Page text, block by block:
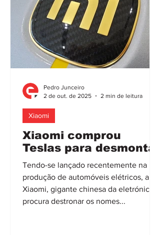
mais rápido do mundo protago
Xiaomi comprou
Teslas para desmontar
Tendo-se lançado recentemente na
produção de automóveis elétricos, a
Xiaomi, gigante chinesa da eletrónica,
procura destronar os nomes...
Xiaomi
Pedro Junceiro
2 de out. de 2025
2 min de leitura